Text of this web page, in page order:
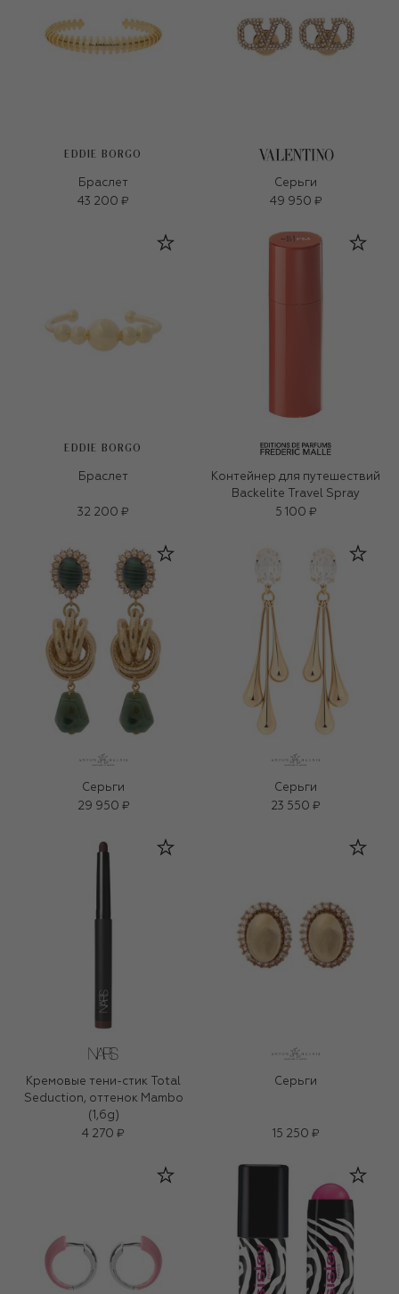
EDDIE BORGO
Браслет
43 200 ₽
Серьги
49 950 ₽
EDDIE BORGO
Браслет
32 200 ₽
Контейнер для путешествий
Backelite Travel Spray
5 100 ₽
Серьги
29 950 ₽
Серьги
23 550 ₽
Кремовые тени-стик Total
Seduction, оттенок Mambo
(1,6g)
4 270 ₽
Серьги
15 250 ₽